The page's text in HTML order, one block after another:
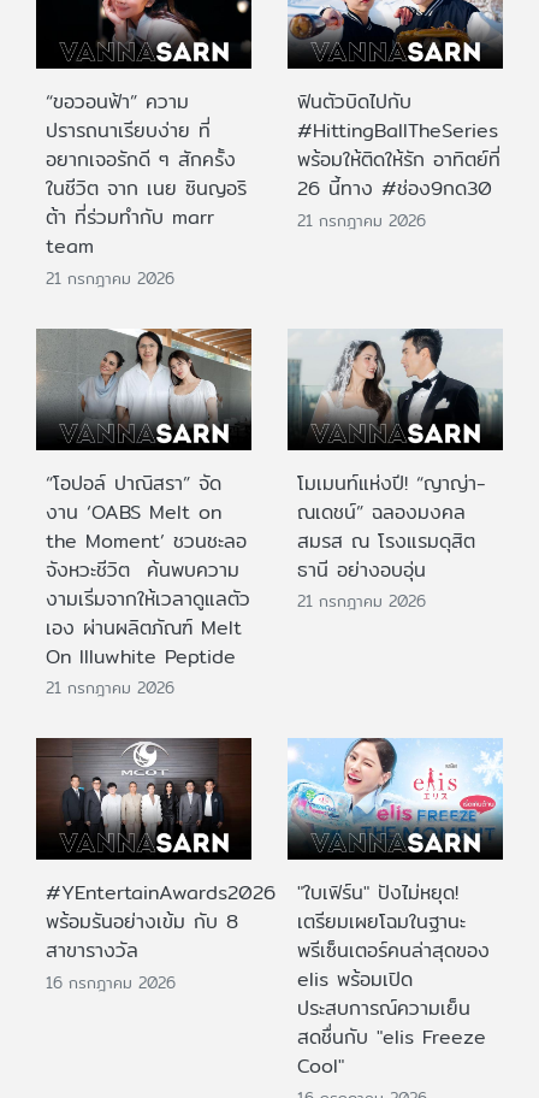
“ขอวอนฟ้า” ความ
ปรารถนาเรียบง่าย ที่
อยากเจอรักดี ๆ สักครั้ง
ในชีวิต จาก เนย ซินญอริ
ต้า ที่ร่วมทำกับ marr
team
21 กรกฎาคม 2026
ฟินตัวบิดไปกับ
#HittingBallTheSeries
พร้อมให้ติดให้รัก อาทิตย์ที่
26 นี้ทาง #ช่อง9กด30
21 กรกฎาคม 2026
“โอปอล์ ปาณิสรา” จัด
งาน ‘OABS Melt on
the Moment’ ชวนชะลอ
จังหวะชีวิต ค้นพบความ
งามเริ่มจากให้เวลาดูแลตัว
เอง ผ่านผลิตภัณฑ์ Melt
On Illuwhite Peptide
21 กรกฎาคม 2026
โมเมนท์แห่งปี! “ญาญ่า-
ณเดชน์” ฉลองมงคล
สมรส ณ โรงแรมดุสิต
ธานี อย่างอบอุ่น
21 กรกฎาคม 2026
#YEntertainAwards2026
พร้อมรันอย่างเข้ม กับ 8
สาขารางวัล
16 กรกฎาคม 2026
"ใบเฟิร์น" ปังไม่หยุด!
เตรียมเผยโฉมในฐานะ
พรีเซ็นเตอร์คนล่าสุดของ
elis พร้อมเปิด
ประสบการณ์ความเย็น
สดชื่นกับ "elis Freeze
Cool"